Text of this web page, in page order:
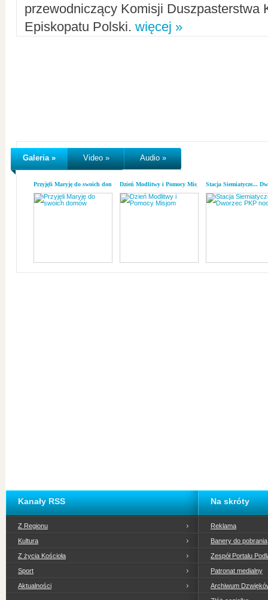
przewodniczący Komisji Duszpasterstwa
Episkopatu Polski. więcej »
Galeria » Video » Audio »
Przyjęli Maryję do swoich domówDzień Modlitwy i Pomocy MisjomStacja Siemiatycze...
Kanały RSS
Z Regionu
Kultura
Z życia Kościoła
Sport
Aktualności
Na skróty
Reklama
Banery do pobrania
Zespół Portalu
Patronat medialny
Archiwum